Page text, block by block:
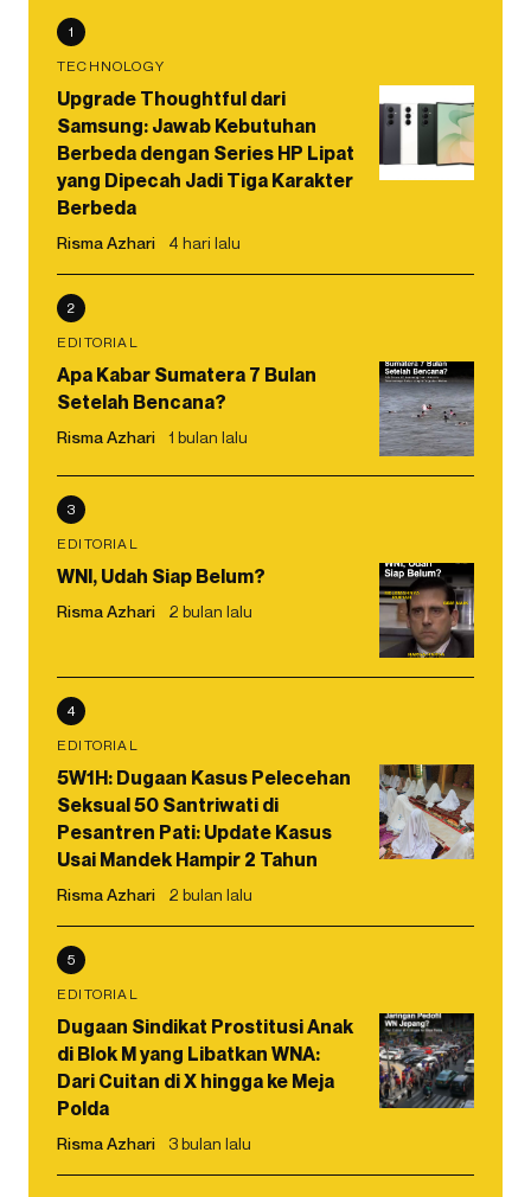
1
TECHNOLOGY
Upgrade Thoughtful dari
Samsung: Jawab Kebutuhan
Berbeda dengan Series HP Lipat
yang Dipecah Jadi Tiga Karakter
Berbeda
Risma Azhari 4 hari lalu
2
EDITORIAL
Apa Kabar Sumatera 7 Bulan
Setelah Bencana?
Risma Azhari 1 bulan lalu
3
EDITORIAL
WNI, Udah Siap Belum?
Risma Azhari 2 bulan lalu
4
EDITORIAL
5W1H: Dugaan Kasus Pelecehan
Seksual 50 Santriwati di
Pesantren Pati: Update Kasus
Usai Mandek Hampir 2 Tahun
Risma Azhari 2 bulan lalu
5
EDITORIAL
Dugaan Sindikat Prostitusi Anak
di Blok M yang Libatkan WNA:
Dari Cuitan di X hingga ke Meja
Polda
Risma Azhari 3 bulan lalu